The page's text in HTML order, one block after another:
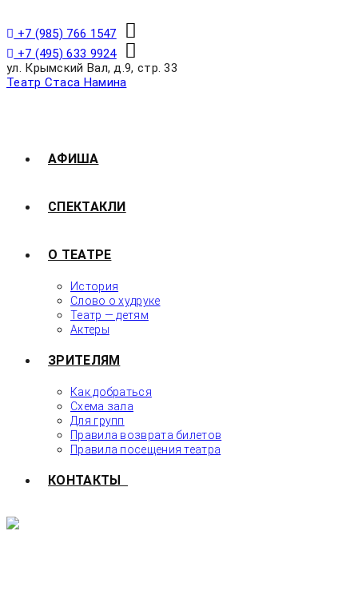
+7 (985) 766 1547
+7 (495) 633 9924
ул. Крымский Вал, д.9, стр. 33
Театр Стаса Намина
АФИША
СПЕКТАКЛИ
О ТЕАТРЕ
История
Слово о худруке
Театр — детям
Актеры
ЗРИТЕЛЯМ
Как добраться
Схема зала
Для групп
Правила возврата билетов
Правила посещения театра
КОНТАКТЫ